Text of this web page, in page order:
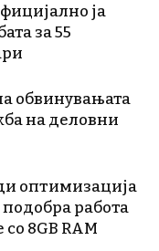
ја
за 55
обвинувањата
на деловни
оптимизација
подобра работа
8GB RAM